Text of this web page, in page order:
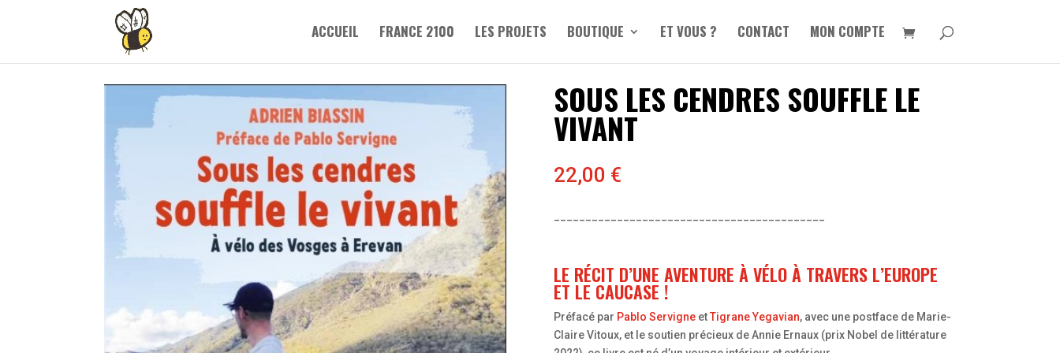
ACCUEIL FRANCE 2100 LES PROJETS BOUTIQUE ET VOUS ? CONTACT MON COMPTE
SOUS LES CENDRES SOUFFLE LE
VIVANT
22,00 €
LE RÉCIT D’UNE AVENTURE À VÉLO À TRAVERS L’EUROPE
ET LE CAUCASE !
Préfacé par Pablo ServigneetTigrane Yegavian, avec une postface de Marie-
Claire Vitoux, et le soutien précieux de Annie Ernaux (prix Nobel de littérature